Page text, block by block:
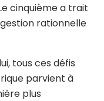
cinquième a trait
rationnelle
tous ces défis
parvient à
plus